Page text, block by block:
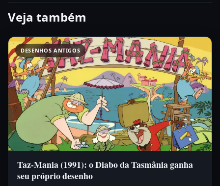
Veja também
DESENHOS ANTIGOS
Taz-Mania (1991): o Diabo da Tasmânia ganha
seu próprio desenho